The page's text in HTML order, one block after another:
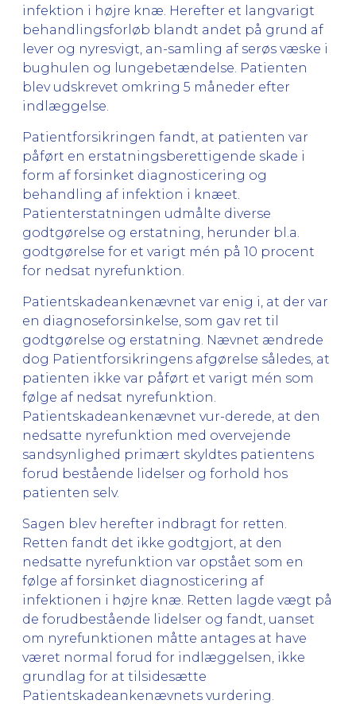
infektion i højre knæ. Herefter et langvarigt
behandlingsforløb blandt andet på grund af
lever og nyresvigt, an-samling af serøs væske i
bughulen og lungebetændelse. Patienten
blev udskrevet omkring 5 måneder efter
indlæggelse.
Patientforsikringen fandt, at patienten var
påført en erstatningsberettigende skade i
form af forsinket diagnosticering og
behandling af infektion i knæet.
Patienterstatningen udmålte diverse
godtgørelse og erstatning, herunder bl.a.
godtgørelse for et varigt mén på 10 procent
for nedsat nyrefunktion.
Patientskadeankenævnet var enig i, at der var
en diagnoseforsinkelse, som gav ret til
godtgørelse og erstatning. Nævnet ændrede
dog Patientforsikringens afgørelse således, at
patienten ikke var påført et varigt mén som
følge af nedsat nyrefunktion.
Patientskadeankenævnet vur-derede, at den
nedsatte nyrefunktion med overvejende
sandsynlighed primært skyldtes patientens
forud bestående lidelser og forhold hos
patienten selv.
Sagen blev herefter indbragt for retten.
Retten fandt det ikke godtgjort, at den
nedsatte nyrefunktion var opstået som en
følge af forsinket diagnosticering af
infektionen i højre knæ. Retten lagde vægt på
de forudbestående lidelser og fandt, uanset
om nyrefunktionen måtte antages at have
været normal forud for indlæggelsen, ikke
grundlag for at tilsidesætte
Patientskadeankenævnets vurdering.